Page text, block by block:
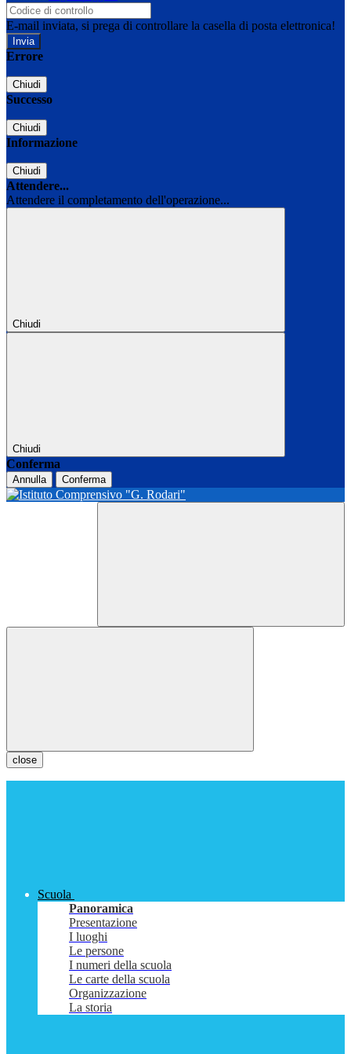
E-mail inviata, si prega di controllare la casella di posta elettronica!
Errore
Chiudi
Successo
Chiudi
Informazione
Chiudi
Attendere...
Attendere il completamento dell'operazione...
Chiudi
Chiudi
Conferma
Annulla Conferma
close
Scuola
Panoramica
Presentazione
I luoghi
Le persone
I numeri della scuola
Le carte della scuola
Organizzazione
La storia